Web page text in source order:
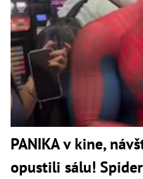
PANIKA v kine,
opustili sálu!